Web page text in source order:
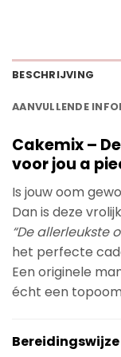
BESCHRIJVING
AANVULLENDE
Cakemix –
voor jou a
Is jouw oom
Dan is deze
“De allerleukste
het perfecte
Een originele
écht een